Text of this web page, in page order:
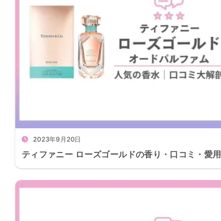
2023年9月20日
ティファニー ローズゴールドの香り・口コミ・愛